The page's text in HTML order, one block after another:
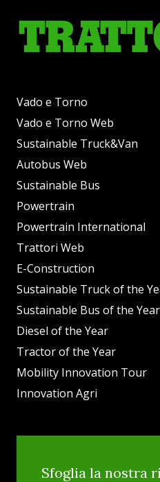
Vado e Torno
Vado e Torno Web
Sustainable Truck&Van
Autobus Web
Sustainable Bus
Powertrain
Powertrain International
Trattori Web
E-Construction
Sustainable Truck of the
Sustainable Bus of the Year
Diesel of the Year
Tractor of the Year
Mobility Innovation Tour
Innovation Agri
Sfoglia la nostra